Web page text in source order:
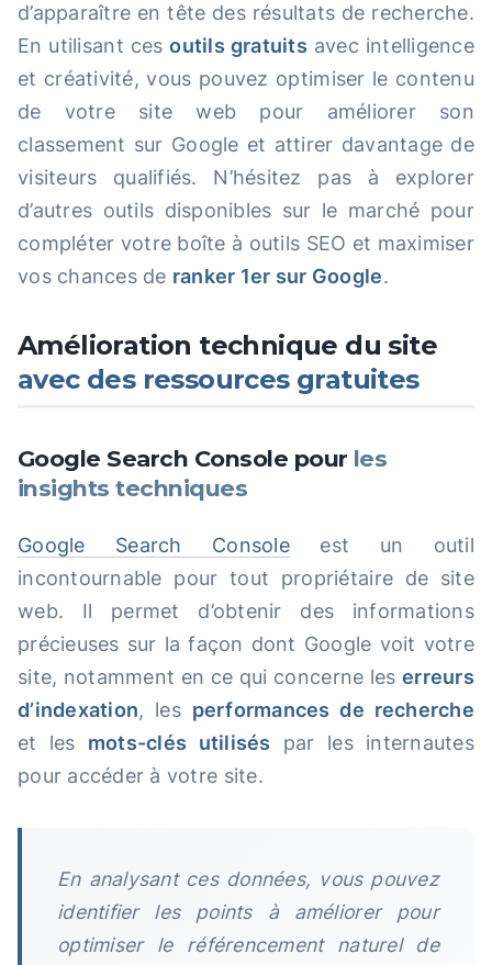
d’apparaître en tête des résultats de recherche.
En utilisant cesoutils gratuits avec intelligence
et créativité, vous pouvez optimiser le contenu
de votre site web pour améliorer son
classement sur Google et attirer davantage de
visiteurs qualifiés. N’hésitez pas à explorer
d’autres outils disponibles sur le marché pour
compléter votre boîte à outils SEO et maximiser
vos chances de ranker 1er sur Google.
Amélioration technique du site
avec des ressources gratuites
Google Search Console pour les
insights techniques
Google Search Consoleest un outil
incontournable pour tout propriétaire de site
web. Il permet d’obtenir des informations
précieuses sur la façon dont Google voit votre
site, notamment en ce qui concerne leserreurs
d’indexation, les performances de recherche
et les mots-clés utilisés par les internautes
pour accéder à votre site.
En analysant ces données, vous pouvez
identifier les points à améliorer pour
optimiser le référencement naturel de